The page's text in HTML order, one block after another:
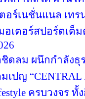
ตอร์เนชั่นแนล เท
เตอร์สปอร์ตเต็
ดลม ผนึกกำลังธุ
ปญ “CENTRAL
ครบวงจร